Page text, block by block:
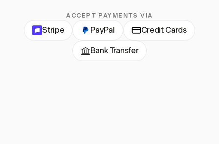
ACCEPT PAYMENTS VIA
Stripe PayPal Credit Cards
Bank Transfer